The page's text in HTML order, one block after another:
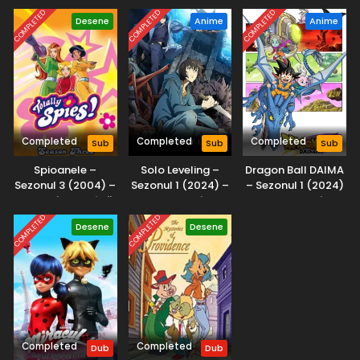
Viața cu Louie – Sezonul 3 Episodul 1 – Filmul lui
Louie
Eps 1 - Filmul lui Louie - 8 May, 2025
Midwest.
COMPLETED Desene
Completed Sub
Spioanele –
Sezonul 3 (2004) –
Dublat în Română
COMPLETED Anime
Completed Sub
Solo Leveling –
Sezonul 1 (2024) –
Subtitrat în
Română
COMPLETED Anime
Completed Sub
Dragon Ball DAIMA
– Sezonul 1 (2024)
– Subtitrat în
COMPLETED Desene
Completed Dub
COMPLETED Desene
Completed Dub